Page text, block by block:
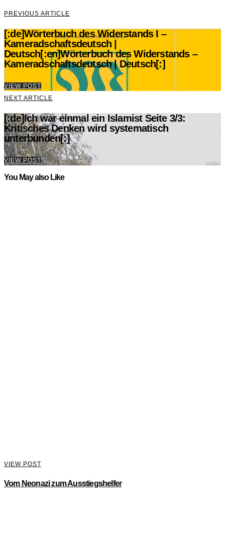
PREVIOUS ARTICLE
[:de]Wörterbuch des Widerstands I –
Kameradschaftsdeutsch |
Deutsch[:en]Wörterbuch des Widerstands –
Kameradschaftsdeutsch | Deutsch[:]
VIEW POST
NEXT ARTICLE
[:de]Ich war einmal ein Islamist Seite 3/3:
Kritisches Denken wird systematisch
unterbunden[:]
VIEW POST
You May also Like
VIEW POST
Vom Neonazi zum Ausstiegshelfer